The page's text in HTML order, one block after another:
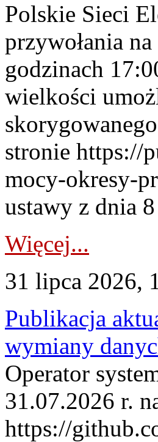
Polskie Sieci
przywołania
godzinach
wielkości
stronie https://
mocy-okresy-
ustawy z dnia
Więcej...
31 lipca 2026,
Publikacja
wymiany
Operator
31.07.2026 r.
https://